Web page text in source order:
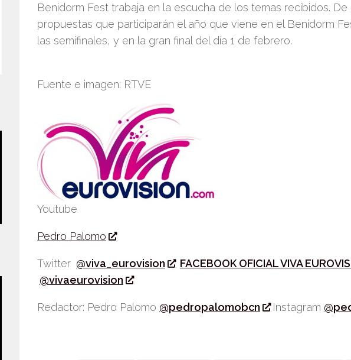
Benidorm Fest trabaja en la escucha de los temas recibidos. De
propuestas que participarán el año que viene en el Benidorm
las semifinales, y en la gran final del día 1 de febrero.
Fuente e imagen: RTVE
Youtube
Pedro Palomo
Twitter @viva_eurovision FACEBOOK OFICIAL VIVA
@vivaeurovision
Redactor: Pedro Palomo @pedropalomobcn Instagram